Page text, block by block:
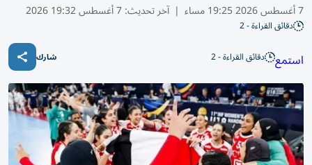
7 أغسطس 2026 19:25 مساء | آخر تحديث:7 أغسطس 19:32 2026
دقائق القراءة - 2
استمع دقائق القراءة - 2 شارك